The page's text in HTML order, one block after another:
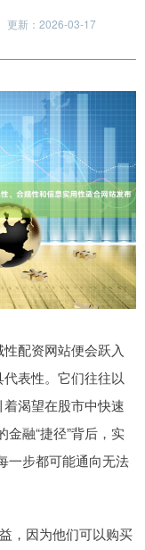
更新：2026-03-17
配资网站便会跃入
表性。它们往往以
渴望在股市中快速
融“捷径”背后，实
一步都可能通向无法
，因为他们可以购买